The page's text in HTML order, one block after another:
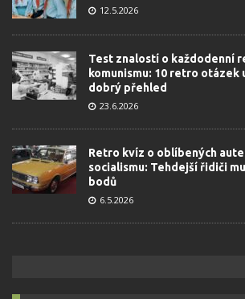
12.5.2026
Test znalostí o každodenní
komunismu: 10 retro otázek
dobrý přehled
23.6.2026
Retro kvíz o oblíbených
socialismu: Tehdejší řidiči
bodů
6.5.2026